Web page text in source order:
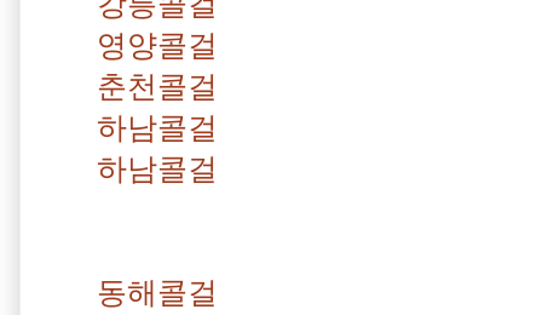
영양콜걸
춘천콜걸
하남콜걸
하남콜걸
동해콜걸